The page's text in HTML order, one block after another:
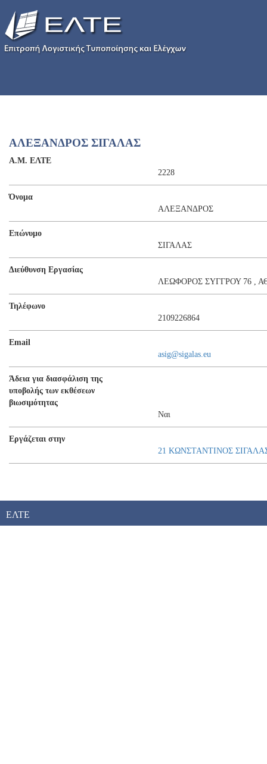
ΑΛΕΞΑΝΔΡΟΣ ΣΙΓΑΛΑΣ
Α.Μ. ΕΛΤΕ
2228
Όνομα
ΑΛΕΞΑΝΔΡΟΣ
Επώνυμο
ΣΙΓΑΛΑΣ
Διεύθυνση Εργασίας
ΛΕΩΦΟΡΟΣ ΣΥΓΓΡΟΥ 76 ,
Τηλέφωνο
2109226864
Email
asig@sigalas.eu
Άδεια για διασφάλιση της
υποβολής των εκθέσεων
βιωσιμότητας
Ναι
Εργάζεται στην
21 ΚΩΝΣΤΑΝΤΙΝΟΣ
ΕΛΤΕ